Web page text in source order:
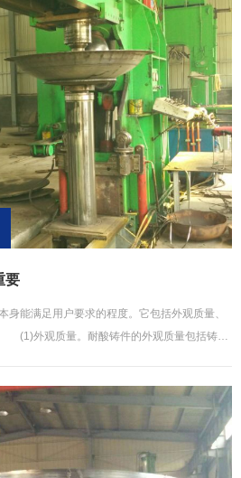
者*大的区别就是在内径大小以及使用上，前面
头，DN超过300就要使用封头来代替，但是如
封头都是内径一米，都应该是制丁内径管帽对
要
身能满足用户要求的程度。它包括外观质量、
(1)外观质量。耐酸铸件的外观质量包括铸件
部状况和达到用户要求的程度。它包括耐酸铸
、金相组织以及存在于铸件内部的孔洞、裂
。耐酸铸件的使用质量是指铸件能满足使用
蚀、高热等不同条件下的工作性能、被切削性